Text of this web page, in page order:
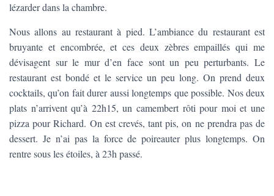
lézarder dans la chambre.
Nous allons au restaurant à pied. L’ambiance du restaurant est
bruyante et encombrée, et ces deux zèbres empaillés qui me
dévisagent sur le mur d’en face sont un peu perturbants. Le
restaurant est bondé et le service un peu long. On prend deux
cocktails, qu’on fait durer aussi longtemps que possible. Nos deux
plats n’arrivent qu’à 22h15, un camembert rôti pour moi et une
pizza pour Richard. On est crevés, tant pis, on ne prendra pas de
dessert. Je n’ai pas la force de poireauter plus longtemps. On
rentre sous les étoiles, à 23h passé.